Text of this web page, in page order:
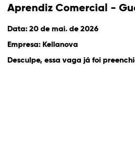
Aprendiz Comercial -
Data: 20 de mai. de 2026
Empresa: Kellanova
Desculpe, essa vaga já foi